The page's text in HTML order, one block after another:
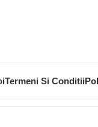
Termeni Si Conditii